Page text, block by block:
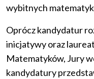
wybitnych
Oprócz kandydatur
inicjatywy oraz
Matematyków, Jury
kandydatury